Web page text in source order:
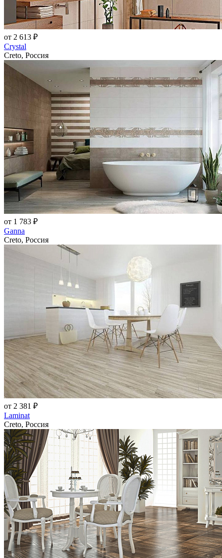
от 2 613 ₽
Crystal
Creto, Россия
от 1 783 ₽
Ganna
Creto, Россия
от 2 381 ₽
Laminat
Creto, Россия